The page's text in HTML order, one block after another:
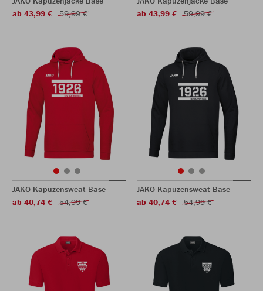
ab 43,99 €
59,99 €
ab 43,99 €
59,99 €
JAKO Kapuzensweat Base
ab 40,74 €
54,99 €
JAKO Kapuzensweat Base
ab 40,74 €
54,99 €